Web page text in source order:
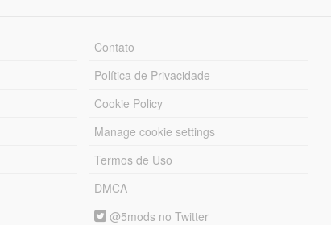
Contato
Política de Privacidade
Cookie Policy
Manage cookie settings
Termos de Uso
DMCA
@5mods no Twitter